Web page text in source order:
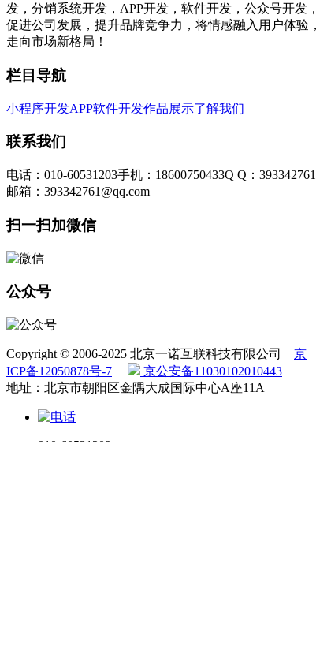
发，分销系统开发，APP开发，软件开发，公众号开发，
促进公司发展，提升品牌竞争力，将情感融入用户体验，
走向市场新格局！
栏目导航
小程序开发APP软件开发作品展示了解我们
联系我们
电话：010-60531203手机：18600750433Q Q：393342761
邮箱：393342761@qq.com
扫一扫加微信
公众号
Copyright © 2006-2025 北京一诺互联科技有限公司 京
ICP备12050878号-7
京公安备11030102010443
地址：北京市朝阳区金隅大成国际中心A座11A
010-60531203